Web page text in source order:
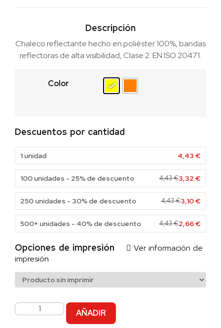
Descripción
Chaleco reflectante hecho en poliéster 100%, bandas
reflectoras de alta visibilidad, Clase 2. EN ISO 20471.
Color
Descuentos por cantidad
1 unidad 4,43 €
100 unidades - 25% de descuento 4,43€3,32 €
250 unidades - 30% de descuento 4,43€3,10€
500+ unidades - 40% de descuento 4,43€2,66€
Opciones de impresión
Ver información de
impresión
AÑADIR